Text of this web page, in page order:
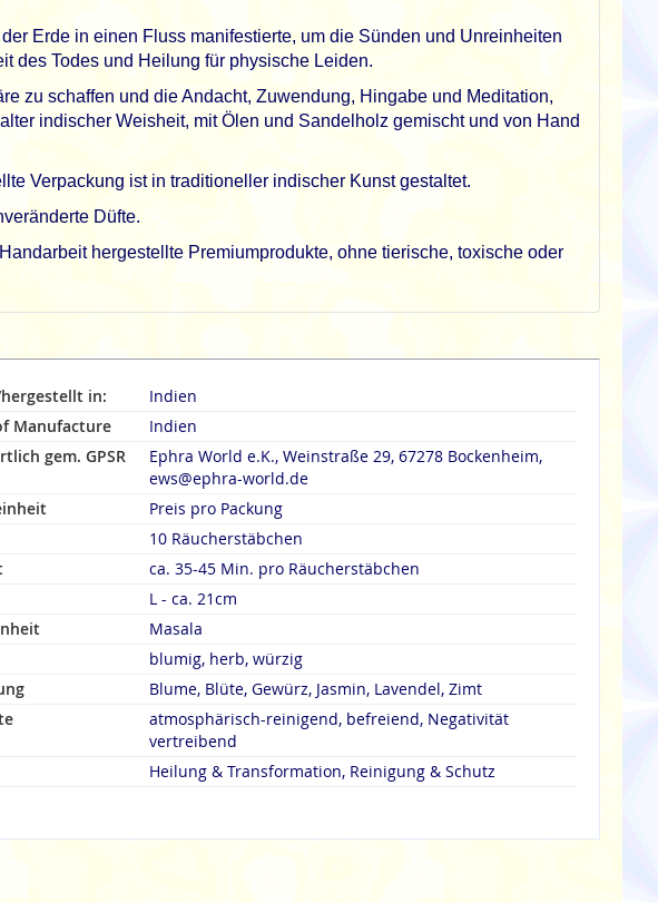
Erde in einen Fluss manifestierte, um die Sünden und Unreinheiten
des Todes und Heilung für physische Leiden.
zu schaffen und die Andacht, Zuwendung, Hingabe und Meditation,
indischer Weisheit, mit Ölen und Sandelholz gemischt und von Hand
Verpackung ist in traditioneller indischer Kunst gestaltet.
Düfte.
hergestellte Premiumprodukte, ohne tierische, toxische oder
in:
Indien
Manufacture
Indien
gem. GPSR
Ephra World e.K., Weinstraße 29, 67278 Bockenheim,
ews@ephra-world.de
Preis pro Packung
10 Räucherstäbchen
ca. 35-45 Min. pro Räucherstäbchen
L - ca. 21cm
Masala
blumig, herb, würzig
Blume, Blüte, Gewürz, Jasmin, Lavendel, Zimt
atmosphärisch-reinigend, befreiend, Negativität
vertreibend
Heilung & Transformation, Reinigung & Schutz